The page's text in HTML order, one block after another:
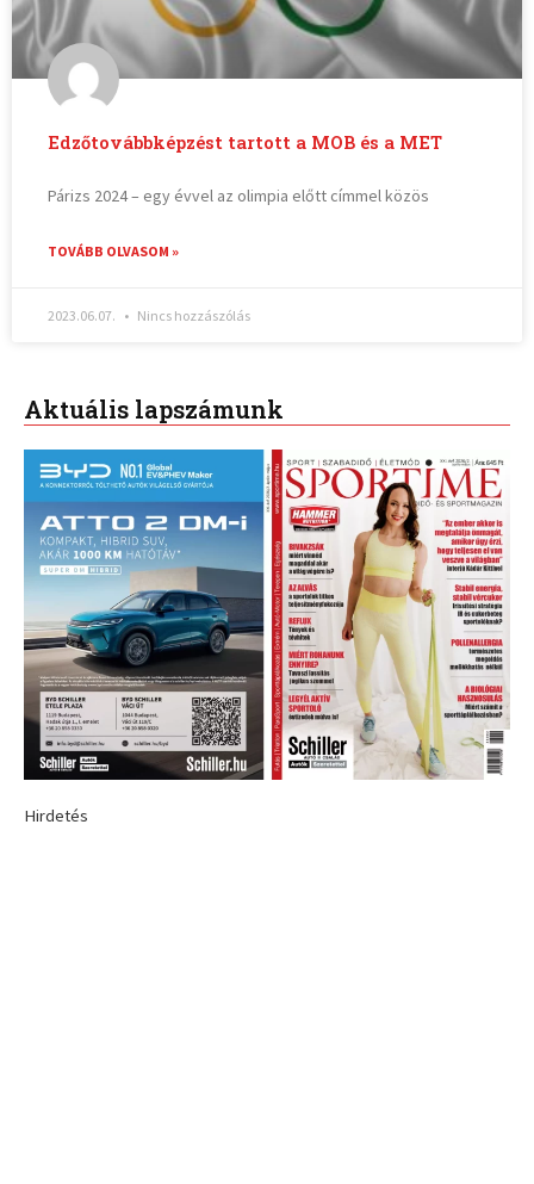
Edzőtovábbképzést tartott a MOB és a MET
Párizs 2024 – egy évvel az olimpia előtt címmel közös
TOVÁBB OLVASOM »
2023.06.07. Nincs hozzászólás
Aktuális lapszámunk
Hirdetés